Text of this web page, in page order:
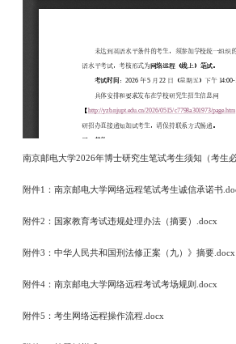
南京邮电大学2026年博士研究生笔试考生须知（考生
附件1：南京邮电大学网络远程笔试考生诚信承诺书
附件2：国家教育考试违规处理办法（摘要）.docx
附件3：中华人民共和国刑法修正案（九）》摘要.docx
附件4：南京邮电大学网络远程考试考场规则.docx
附件5：考生网络远程操作流程.docx